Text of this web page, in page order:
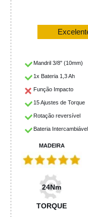
Mandril 3/8" (10mm)
1x Bateria 1,3 Ah
Função Impacto
15 Ajustes de Torque
Rotação reversível
Bateria Intercambiável
MADEIRA
24Nm
TORQUE